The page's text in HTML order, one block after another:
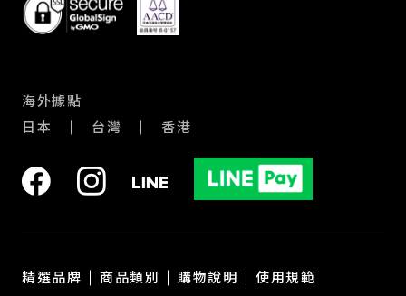
海外據點
日本
台灣 香港
精選品牌 商品類別 購物說明 使用規範